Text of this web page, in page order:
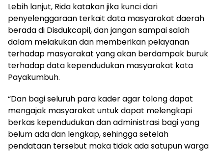
Lebih lanjut, Rida katakan jika kunci dari
penyelenggaraan terkait data masyarakat daerah
berada di Disdukcapil, dan jangan sampai salah
dalam melakukan dan memberikan pelayanan
terhadap masyarakat yang akan berdampak buruk
terhadap data kependudukan masyarakat kota
Payakumbuh.
“Dan bagi seluruh para kader agar tolong dapat
mengajak masyarakat untuk dapat melengkapi
berkas kependudukan dan administrasi bagi yang
belum ada dan lengkap, sehingga setelah
pendataan tersebut maka tidak ada satupun warga